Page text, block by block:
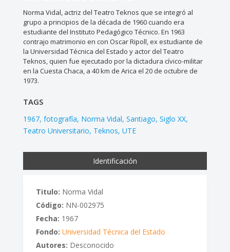
Norma Vidal, actriz del Teatro Teknos que se integró al
grupo a principios de la década de 1960 cuando era
estudiante del Instituto Pedagógico Técnico. En 1963
contrajo matrimonio en con Oscar Ripoll, ex estudiante de
la Universidad Técnica del Estado y actor del Teatro
Teknos, quien fue ejecutado por la dictadura cívico-militar
en la Cuesta Chaca, a 40 km de Arica el 20 de octubre de
1973.
TAGS
1967 fotografía Norma Vidal Santiago Siglo XX
Teatro Universitario Teknos UTE
Identificación
Titulo: Norma Vidal
Código: NN-002975
Fecha: 1967
Fondo: Universidad Técnica del Estado
Autores: Desconocido